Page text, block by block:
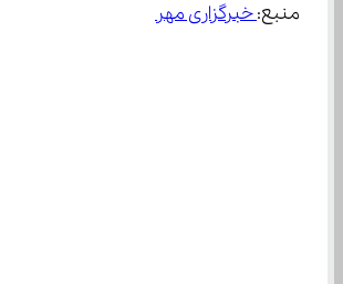
منبع: خبرگزاری مهر